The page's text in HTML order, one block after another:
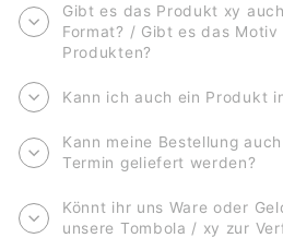
Gibt es das Produkt xy
Format? / Gibt es das
Produkten?
Kann ich auch ein Produkt
Kann meine Bestellung
Termin geliefert werden?
Könnt ihr uns Ware oder
unsere Tombola / xy zur